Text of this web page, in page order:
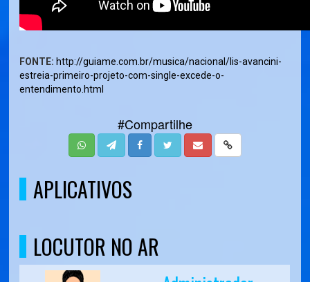
FONTE: http://guiame.com.br/musica/nacional/lis-avancini-
estreia-primeiro-projeto-com-single-excede-o-
entendimento.html
#Compartilhe
APLICATIVOS
LOCUTOR NO AR